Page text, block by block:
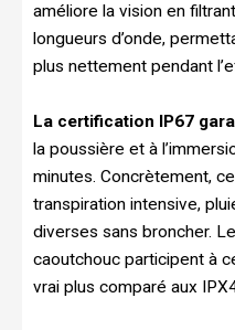
améliore la vision en
longueurs d’onde,
plus nettement pendant
La certification IP67
la poussière et à
minutes. Concrètement,
transpiration intensive,
diverses sans broncher.
caoutchouc participent à
vrai plus comparé aux